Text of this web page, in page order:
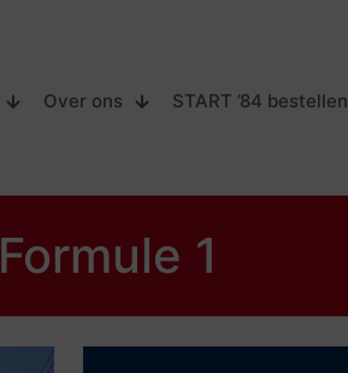
Over ons START ’84 bestellen
Formule 1